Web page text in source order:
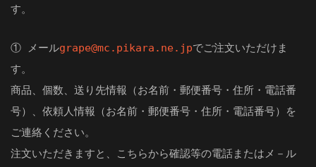
す。
① メールgrape@mc.pikara.ne.jpでご注文いただけま
す。
商品、個数、送り先情報（お名前・郵便番号・住所・電話番
号）、依頼人情報（お名前・郵便番号・住所・電話番号）を
ご連絡ください。
注文いただきますと、こちらから確認等の電話またはメ－ル